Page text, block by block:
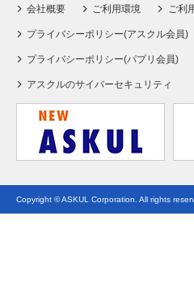
会社概要 ご利用環境 ご利
プライバシーポリシー(アスクル会員)
プライバシーポリシー(パプリ会員)
アスクルのサイバーセキュリティ
Copyright © ASKUL Corporation. All rights